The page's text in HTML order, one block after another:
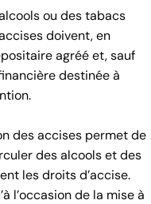
ou des tabacs
doivent, en
agréé et, sauf
destinée à
des accises permet de
des alcools et des
les droits d’accise.
l’occasion de la mise à